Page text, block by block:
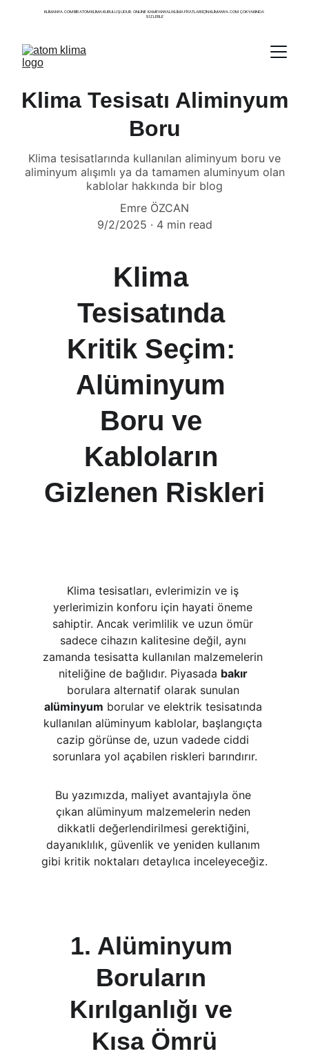
KLIMANYA.COM BIR ATOM KLIMA KURULUŞUDUR. ONLINE  KAMPANYALI KLIMA FIYATLARI IÇIN KLIMANYA.COM  ÇOK YAKINDA
SIZLERLE
Klima Tesisatı Aliminyum
Boru
Klima tesisatlarında kullanılan aliminyum boru ve
aliminyum alışımlı ya da tamamen aluminyum olan
kablolar hakkında bir blog
Emre ÖZCAN
9/2/2025
4 min read
Klima
Tesisatında
Kritik Seçim:
Alüminyum
Boru ve
Kabloların
Gizlenen Riskleri
Klima tesisatları, evlerimizin ve iş
yerlerimizin konforu için hayati öneme
sahiptir. Ancak verimlilik ve uzun ömür
sadece cihazın kalitesine değil, aynı
zamanda tesisatta kullanılan malzemelerin
niteliğine de bağlıdır. Piyasada bakır
borulara alternatif olarak sunulan
alüminyum borular ve elektrik tesisatında
kullanılan alüminyum kablolar, başlangıçta
cazip görünse de, uzun vadede ciddi
sorunlara yol açabilen riskleri barındırır.
Bu yazımızda, maliyet avantajıyla öne
çıkan alüminyum malzemelerin neden
dikkatli değerlendirilmesi gerektiğini,
dayanıklılık, güvenlik ve yeniden kullanım
gibi kritik noktaları detaylıca inceleyeceğiz.
1. Alüminyum
Boruların
Kırılganlığı ve
Kısa Ömrü